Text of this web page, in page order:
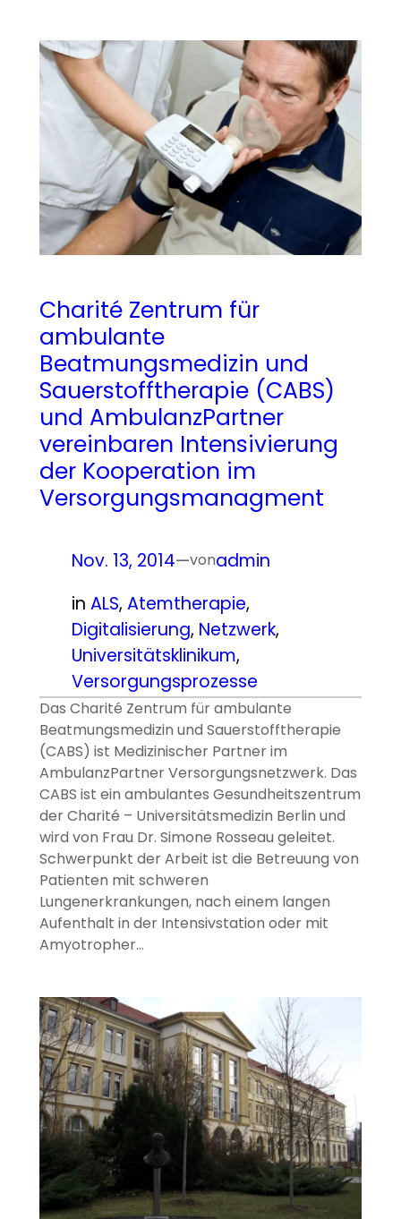
Charité Zentrum für
ambulante
Beatmungsmedizin und
Sauerstofftherapie (CABS)
und AmbulanzPartner
vereinbaren Intensivierung
der Kooperation im
Versorgungsmanagment
Nov. 13, 2014—vonadmin
in ALS, Atemtherapie
Digitalisierung, Netzwerk
Universitätsklinikum
Versorgungsprozesse
Das Charité Zentrum für ambulante
Beatmungsmedizin und Sauerstofftherapie
(CABS) ist Medizinischer Partner im
AmbulanzPartner Versorgungsnetzwerk. Das
CABS ist ein ambulantes Gesundheitszentrum
der Charité – Universitätsmedizin Berlin und
wird von Frau Dr. Simone Rosseau geleitet.
Schwerpunkt der Arbeit ist die Betreuung von
Patienten mit schweren
Lungenerkrankungen, nach einem langen
Aufenthalt in der Intensivstation oder mit
Amyotropher…